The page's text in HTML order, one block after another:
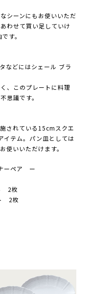
シーンにもお使いいただ
わせて買い足していけ
す。
などにはシェール ブラ
、このプレートに料理
思議です。
されている15cmスクエ
イテム。パン皿としては
使いいただけます。
ーペア ー
2枚
2枚